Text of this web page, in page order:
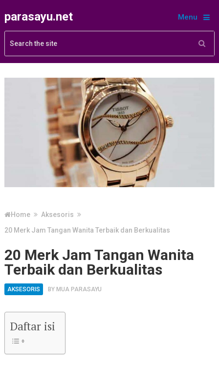
parasayu.net Menu
Home
Aksesoris
20 Merk Jam Tangan Wanita Terbaik dan Berkualitas
20 Merk Jam Tangan Wanita
Terbaik dan Berkualitas
AKSESORIS BY MUA PARASAYU
Daftar isi